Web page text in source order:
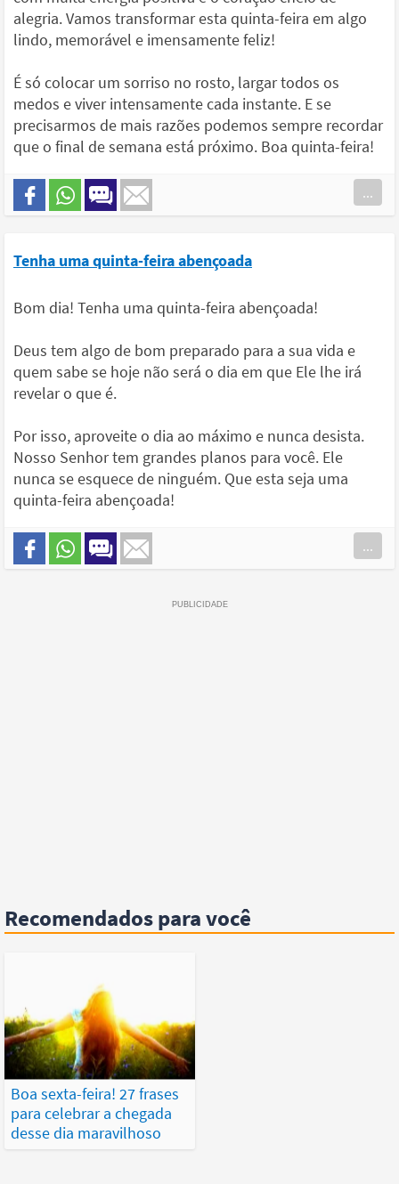
alegria. Vamos transformar esta quinta-feira em algo
lindo, memorável e imensamente feliz!
É só colocar um sorriso no rosto, largar todos os
medos e viver intensamente cada instante. E se
precisarmos de mais razões podemos sempre recordar
que o final de semana está próximo. Boa quinta-feira!
...
Tenha uma quinta-feira abençoada
Bom dia! Tenha uma quinta-feira abençoada!
Deus tem algo de bom preparado para a sua vida e
quem sabe se hoje não será o dia em que Ele lhe irá
revelar o que é.
Por isso, aproveite o dia ao máximo e nunca desista.
Nosso Senhor tem grandes planos para você. Ele
nunca se esquece de ninguém. Que esta seja uma
quinta-feira abençoada!
...
Recomendados para você
Boa sexta-feira! 27 frases
para celebrar a chegada
desse dia maravilhoso